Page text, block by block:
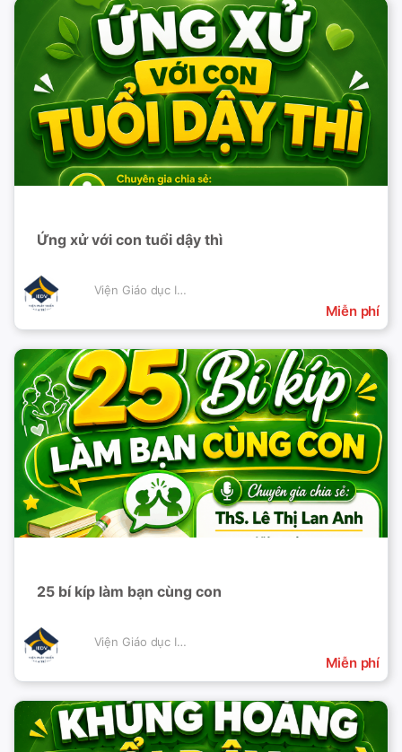
Ứng xử với con tuổi dậy thì
Viện Giáo dục IEDV
Miễn phí
25 bí kíp làm bạn cùng con
Viện Giáo dục IEDV
Miễn phí